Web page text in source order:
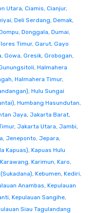
Utara, Ciamis, Cianjur,
, Deli Serdang, Demak,
, Donggala, Dumai,
Timur, Garut, Gayo
, Gowa, Gresik, Grobogan,
, Halmahera
, Halmahera Timur,
, Hulu Sungai
, Humbang Hasundutan,
Jaya, Jakarta Barat,
, Jakarta Utara, Jambi,
, Jeneponto, Jepara,
Kapuas), Kapuas Hulu
Karawang, Karimun, Karo,
, Kebumen, Kediri,
Anambas, Kepulauan
, Kepulauan Sangihe,
Siau Tagulandang